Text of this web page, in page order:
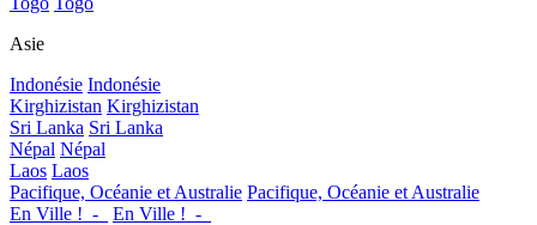
Asie
Indonésie Indonésie
Kirghizistan Kirghizistan
Sri Lanka Sri Lanka
Népal Népal
Laos Laos
Pacifique, Océanie et Australie Pacifique, Océanie et Australie
En Ville !_-_
En Ville !_-_